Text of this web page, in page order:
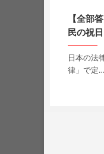
【全部
民の祝日
日本の法
律」で定…